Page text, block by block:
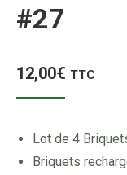
#27
12,00€ TTC
Lot de 4
Briquets